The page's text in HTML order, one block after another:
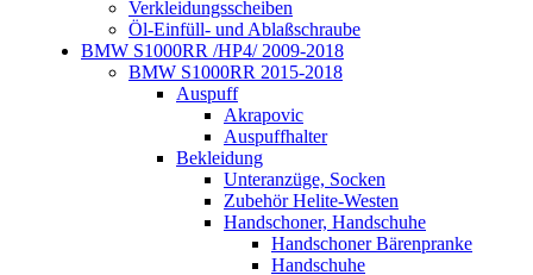
Verkleidungsscheiben
Öl-Einfüll- und Ablaßschraube
BMW S1000RR /HP4/ 2009-2018
BMW S1000RR 2015-2018
Auspuff
Akrapovic
Auspuffhalter
Bekleidung
Unteranzüge, Socken
Zubehör Helite-Westen
Handschoner, Handschuhe
Handschoner Bärenpranke
Handschuhe